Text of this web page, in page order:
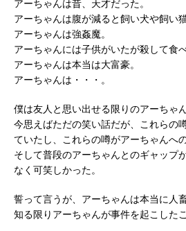
アーちゃんは昔、天才だった。
アーちゃんは腹が減ると飼い犬や飼い
アーちゃんは強姦魔。
アーちゃんには子供がいたが殺して食べ
アーちゃんは本当は大富豪。
アーちゃんは・・・。
僕は友人と思い出せる限りのアーちゃ
今思えばただの笑い話だが、これらの
ていたし、これらの噂がアーちゃんへ
そして普段のアーちゃんとのギャップ
なく可笑しかった。
誓って言うが、アーちゃんは本当に人
知る限りアーちゃんが事件を起こした